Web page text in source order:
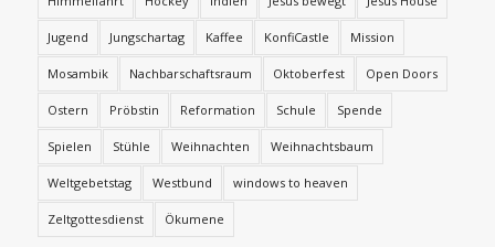
Jugend Jungschartag Kaffee KonfiCastle Mission
Mosambik Nachbarschaftsraum Oktoberfest Open Doors
Ostern Pröbstin Reformation Schule Spende
Spielen Stühle Weihnachten Weihnachtsbaum
Weltgebetstag Westbund windows to heaven
Zeltgottesdienst Ökumene